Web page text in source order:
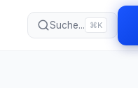
Suche... ⌘K